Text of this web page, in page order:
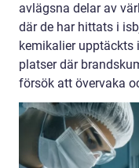
avlägsna delar av
där de har hittats i
kemikalier upptäckts
platser där
försök att övervaka